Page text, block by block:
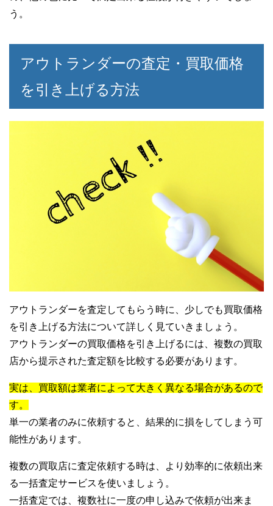
う。
アウトランダーの査定・買取価格
を引き上げる方法
アウトランダーを査定してもらう時に、少しでも買取価格
を引き上げる方法について詳しく見ていきましょう。
アウトランダーの買取価格を引き上げるには、複数の買取
店から提示された査定額を比較する必要があります。
実は、買取額は業者によって大きく異なる場合があるので
す。
単一の業者のみに依頼すると、結果的に損をしてしまう可
能性があります。
複数の買取店に査定依頼する時は、より効率的に依頼出来
る一括査定サービスを使いましょう。
一括査定では、複数社に一度の申し込みで依頼が出来ま